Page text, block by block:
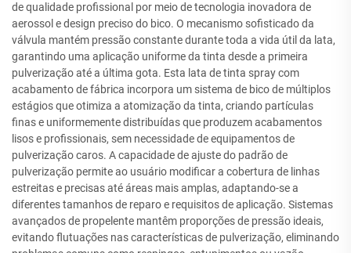
de qualidade profissional por meio de tecnologia inovadora de
aerossol e design preciso do bico. O mecanismo sofisticado da
válvula mantém pressão constante durante toda a vida útil da lata,
garantindo uma aplicação uniforme da tinta desde a primeira
pulverização até a última gota. Esta lata de tinta spray com
acabamento de fábrica incorpora um sistema de bico de múltiplos
estágios que otimiza a atomização da tinta, criando partículas
finas e uniformemente distribuídas que produzem acabamentos
lisos e profissionais, sem necessidade de equipamentos de
pulverização caros. A capacidade de ajuste do padrão de
pulverização permite ao usuário modificar a cobertura de linhas
estreitas e precisas até áreas mais amplas, adaptando-se a
diferentes tamanhos de reparo e requisitos de aplicação. Sistemas
avançados de propelente mantêm proporções de pressão ideais,
evitando flutuações nas características de pulverização, eliminando